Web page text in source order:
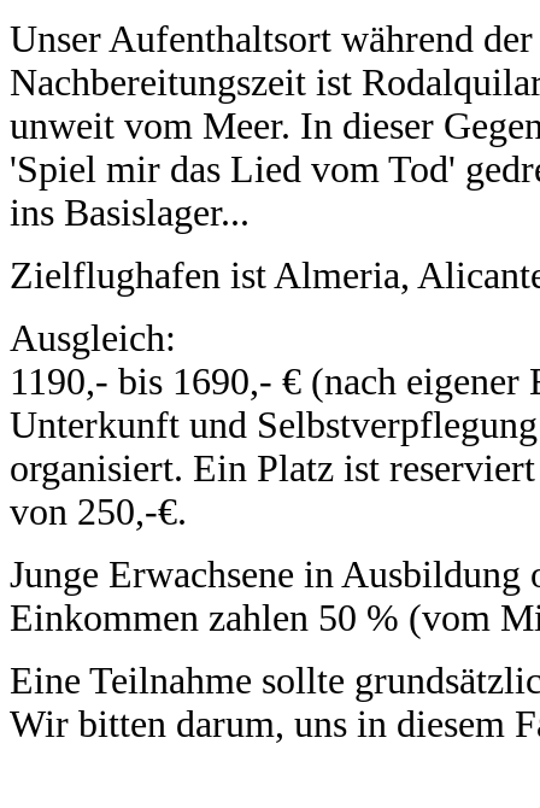
Unser Aufenthaltsort während
Nachbereitungszeit ist
unweit vom Meer. In dieser
'Spiel mir das Lied vom Tod'
ins Basislager...
Zielflughafen ist Almeria,
Ausgleich:
1190,- bis 1690,- € (nach
Unterkunft und
organisiert. Ein Platz ist
von 250,-€.
Junge Erwachsene in Ausbildung
Einkommen zahlen 50 % (vom
Eine Teilnahme sollte
Wir bitten darum, uns in diesem